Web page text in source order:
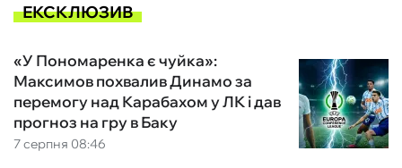
ЕКСКЛЮЗИВ
7 серпня 08:46
«У Пономаренка є чуйка»:
Максимов похвалив Динамо за
перемогу над Карабахом у ЛК і дав
прогноз на гру в Баку